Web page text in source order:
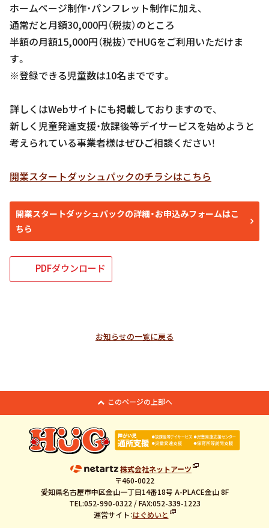
ホームページ制作・パンフレット制作に加え、
通常だと月額30,000円（税抜）のところ
半額の月額15,000円（税抜）でHUGをご利用いただけま
す。
※登録できる児童数は10名までです。
詳しくはWebサイトにも掲載しておりますので、
新しく児童発達支援・放課後等デイサービスを始めようと
考えられている事業者様はぜひご相談ください！
開業スタートダッシュパックのチラシはこちら
開業スタートダッシュパックの詳細・お申込みフォームはこ
ちら
PDFダウンロード
お知らせの一覧に戻る
このページの上部へ
株式会社ネットアーツ
〒460-0022
愛知県名古屋市中区金山一丁目14番18号 A-PLACE金山 8F
TEL:052-990-0322 / FAX:052-339-1223
運営サイト：はぐめいと